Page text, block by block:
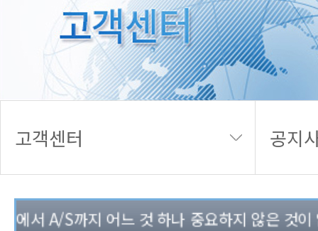
고객센터 공지
서 A/S까지 어느 것 하나 중요하지 않은 것이